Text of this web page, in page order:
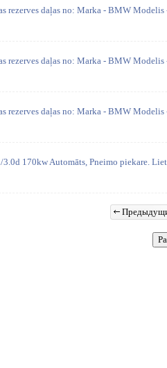
rezerves daļas no: Marka - BMW
rezerves daļas no: Marka - BMW
rezerves daļas no: Marka - BMW
170kw Automāts, Pneimo piekare.